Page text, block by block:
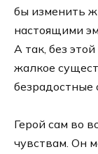
бы изменить
настоящими
А так, без
жалкое
безрадостные
Герой сам во
чувствам. Он